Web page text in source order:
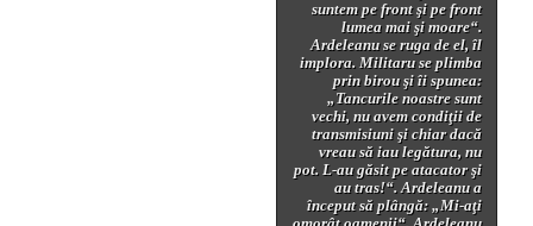
suntem pe front şi pe front
lumea mai şi moare“.
Ardeleanu se ruga de el, îl
implora. Militaru se plimba
prin birou şi îi spunea:
„Tancurile noastre sunt
vechi, nu avem condiţii de
transmisiuni şi chiar dacă
vreau să iau legătura, nu
pot. L-au găsit pe atacator şi
au tras!“. Ardeleanu a
început să plângă: „Mi-aţi